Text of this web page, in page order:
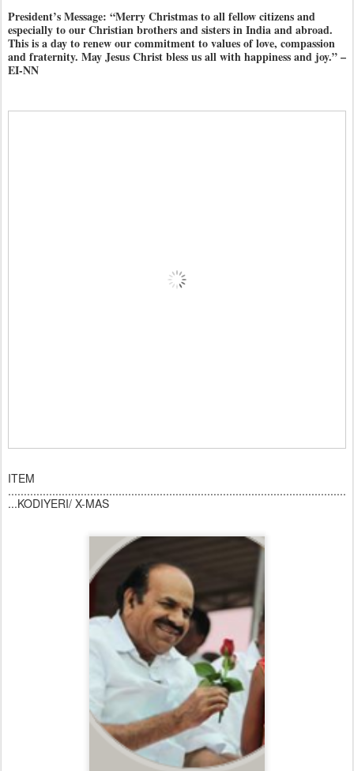
President’s Message: “Merry Christmas to all fellow citizens and
especially to our Christian brothers and sisters in India and abroad.
This is a day to renew our commitment to values of love, compassion
and fraternity. May Jesus Christ bless us all with happiness and joy.” –
EI-NN
ITEM
...........................................................................................................
...KODIYERI/ X-MAS